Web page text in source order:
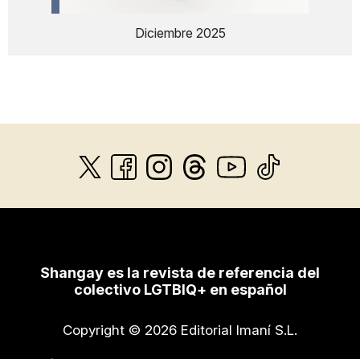
Diciembre 2025
Shangay es la revista de referencia del
colectivo LGTBIQ+ en español
Copyright © 2026 Editorial Imaní S.L.